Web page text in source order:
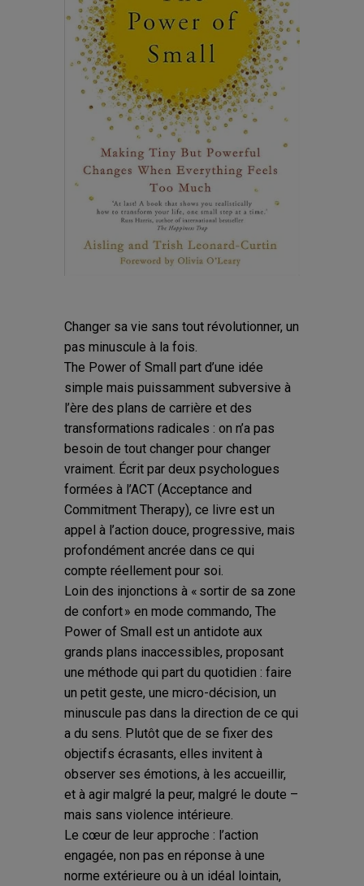
Changer sa vie sans tout révolutionner, un
pas minuscule à la fois.
The Power of Small part d’une idée
simple mais puissamment subversive à
l’ère des plans de carrière et des
transformations radicales : on n’a pas
besoin de tout changer pour changer
vraiment. Écrit par deux psychologues
formées à l’ACT (Acceptance and
Commitment Therapy), ce livre est un
appel à l’action douce, progressive, mais
profondément ancrée dans ce qui
compte réellement pour soi.
Loin des injonctions à « sortir de sa zone
de confort » en mode commando, The
Power of Small est un antidote aux
grands plans inaccessibles, proposant
une méthode qui part du quotidien : faire
un petit geste, une micro-décision, un
minuscule pas dans la direction de ce qui
a du sens. Plutôt que de se fixer des
objectifs écrasants, elles invitent à
observer ses émotions, à les accueillir,
et à agir malgré la peur, malgré le doute –
mais sans violence intérieure.
Le cœur de leur approche : l’action
engagée, non pas en réponse à une
norme extérieure ou à un idéal lointain,